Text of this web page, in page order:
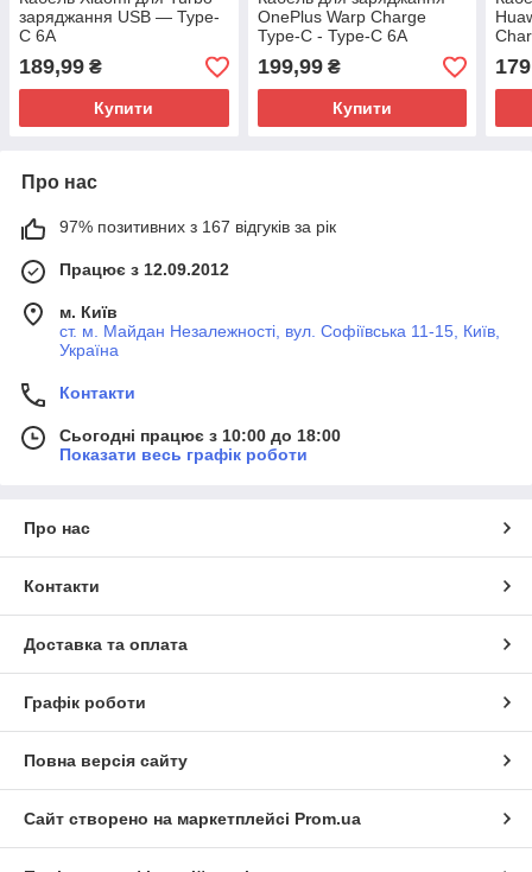
заряджання USB — Type-
C 6A
189,99 ₴
Купити
OnePlus Warp Charge
Type-C - Type-C 6A
оригінал
199,99₴
Купити
66W
Про нас
97% позитивних з 167 відгуків за рік
Працює з 12.09.2012
м. Київ
ст. м. Майдан Незалежності, вул. Софіївська 11-15, Київ,
Україна
Контакти
Сьогодні працює з 10:00 до 18:00
Показати весь графік роботи
Про нас
Контакти
Доставка та оплата
Графік роботи
Повна версія сайту
Сайт створено на маркетплейсі Prom.ua